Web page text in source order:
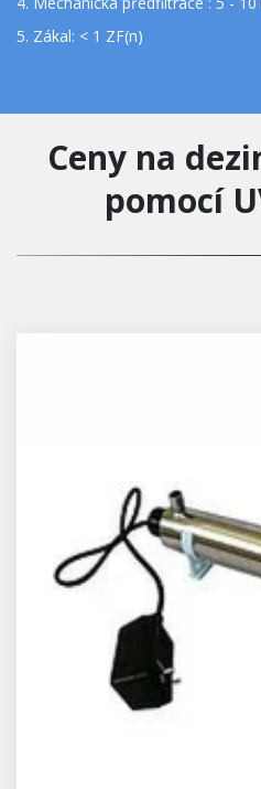
5. Zákal: < 1 ZF(n)
Ceny na
pomocí